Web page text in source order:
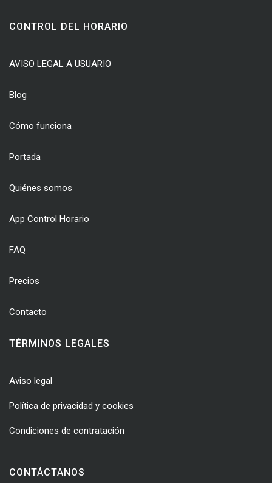
CONTROL DEL HORARIO
AVISO LEGAL A USUARIO
Blog
Cómo funciona
Portada
Quiénes somos
App Control Horario
FAQ
Precios
Contacto
TÉRMINOS LEGALES
Aviso legal
Política de privacidad y cookies
Condiciones de contratación
CONTÁCTANOS